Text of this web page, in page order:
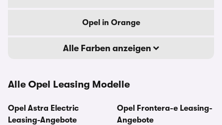
Opel in Orange
Alle Farben anzeigen
Alle Opel Leasing Modelle
Opel Astra Electric
Leasing-Angebote
Opel Frontera-e Leasing-
Angebote